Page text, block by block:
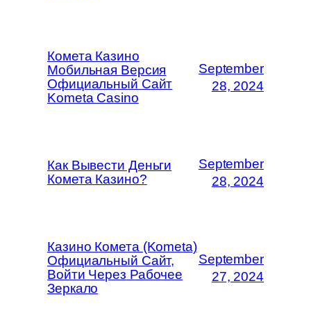
Комета Казино
Мобильная Версия
Официальный Сайт
Kometa Casino
September
28, 2024
Как Вывести Деньги
Комета Казино?
September
28, 2024
Казино Комета (Kometa)
Официальный Сайт,
Войти Через Рабочее
Зеркало
September
27, 2024